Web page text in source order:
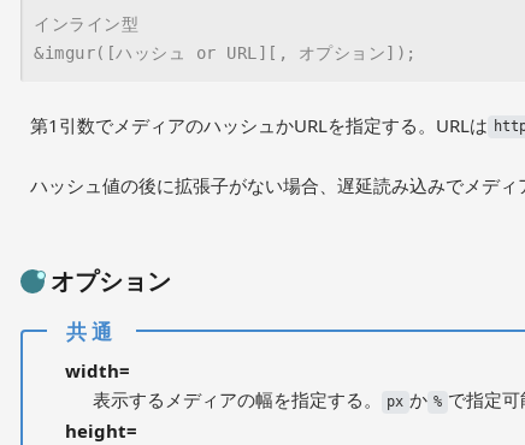
インライン型
&imgur([ハッシュ or URL][, オプション]);
第1引数でメディアのハッシュかURLを指定する。URLは
ハッシュ値の後に拡張子がない場合、遅延読み込みでメデ
オプション
width=
表示するメディアの幅を指定する。
px か % で指定
height=